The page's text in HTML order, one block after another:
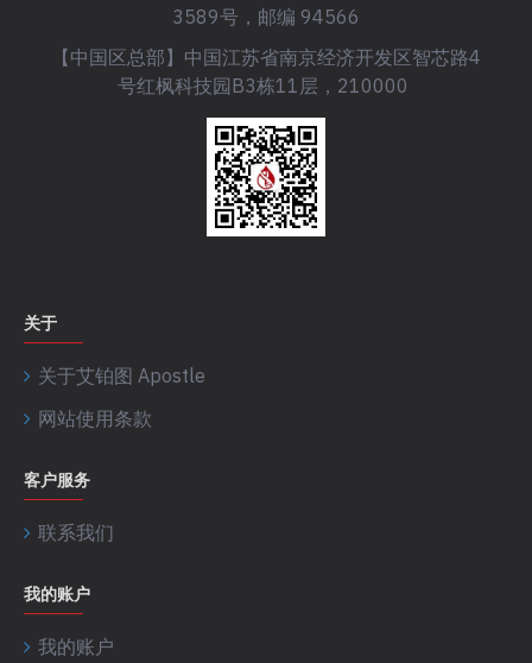
3589号，邮编 94566
【中国区总部】中国江苏省南京经济开发区智芯路4
号红枫科技园B3栋11层，210000
关于
关于艾铂图 Apostle
网站使用条款
客户服务
联系我们
我的账户
我的账户